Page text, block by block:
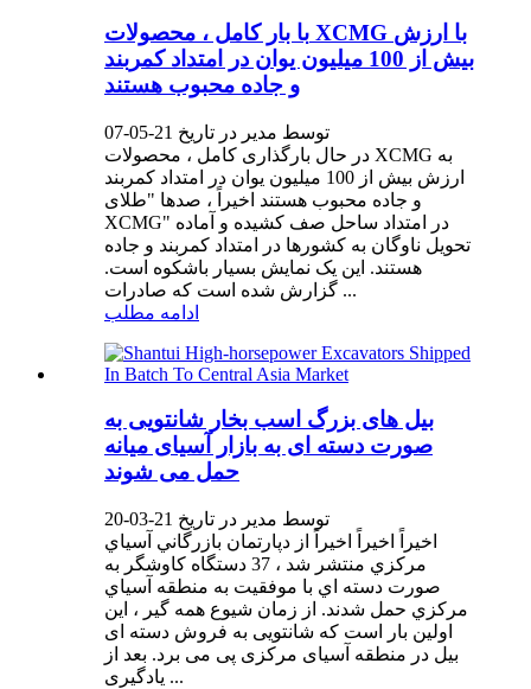
با بار کامل ، محصولات XCMG با ارزش
بیش از 100 میلیون یوان در امتداد کمربند
و جاده محبوب هستند
توسط مدیر در تاریخ 21-05-07
در حال بارگذاری کامل ، محصولات XCMG به
ارزش بیش از 100 میلیون یوان در امتداد کمربند
و جاده محبوب هستند اخیراً ، صدها "طلای
XCMG" در امتداد ساحل صف کشیده و آماده
تحویل ناوگان به کشورها در امتداد کمربند و جاده
هستند. این یک نمایش بسیار باشکوه است.
گزارش شده است که صادرات ...
ادامه مطلب
بیل های بزرگ اسب بخار شانتویی به
صورت دسته ای به بازار آسیای میانه
حمل می شوند
توسط مدیر در تاریخ 21-03-20
اخيراً اخيراً اخيراً از دپارتمان بازرگاني آسياي
مركزي منتشر شد ، 37 دستگاه كاوشگر به
صورت دسته اي با موفقيت به منطقه آسياي
مركزي حمل شدند. از زمان شیوع همه گیر ، این
اولین بار است که شانتویی به فروش دسته ای
بیل در منطقه آسیای مرکزی پی می برد. بعد از
یادگیری ...